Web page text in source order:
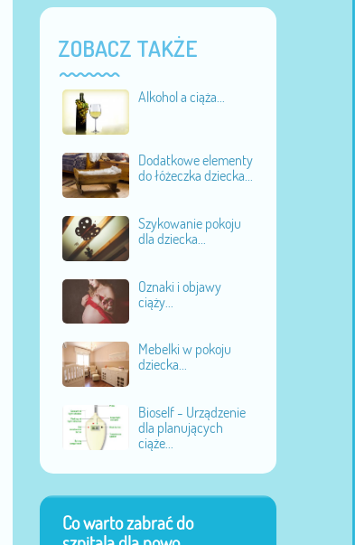
ZOBACZ TAKŻE
Alkohol a ciąża...
Dodatkowe elementy
do łóżeczka dziecka...
Szykowanie pokoju
dla dziecka...
Oznaki i objawy
ciąży...
Mebelki w pokoju
dziecka...
Bioself - Urządzenie
dla planujących
ciąże...
Co warto zabrać do